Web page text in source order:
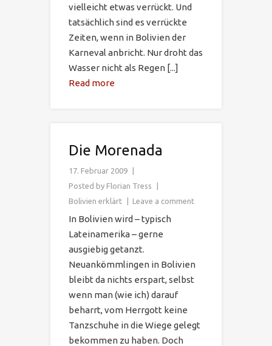
vielleicht etwas verrückt. Und
tatsächlich sind es verrückte
Zeiten, wenn in Bolivien der
Karneval anbricht. Nur droht das
Wasser nicht als Regen [...]
Read more
Die Morenada
17. Februar 2009
Posted by Florian Tress
Bolivien erklärt
Leave a comment
In Bolivien wird – typisch
Lateinamerika – gerne
ausgiebig getanzt.
Neuankömmlingen in Bolivien
bleibt da nichts erspart, selbst
wenn man (wie ich) darauf
beharrt, vom Herrgott keine
Tanzschuhe in die Wiege gelegt
bekommen zu haben. Doch